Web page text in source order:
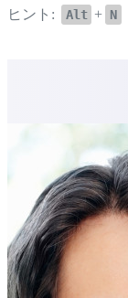
ヒント:
Alt + N